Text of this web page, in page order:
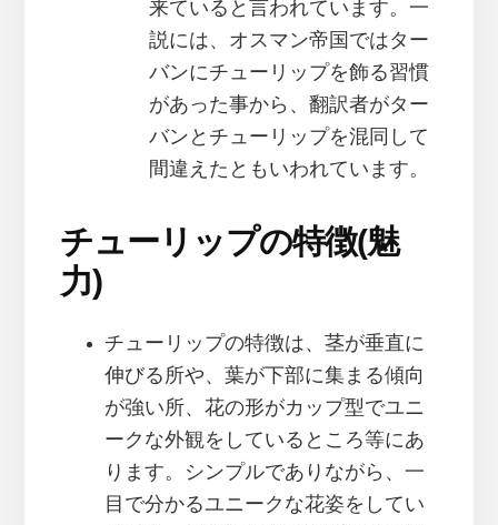
来ていると言われています。一
説には、オスマン帝国ではター
バンにチューリップを飾る習慣
があった事から、翻訳者がター
バンとチューリップを混同して
間違えたともいわれています。
チューリップの特徴(魅
力)
チューリップの特徴は、茎が垂直に
伸びる所や、葉が下部に集まる傾向
が強い所、花の形がカップ型でユニ
ークな外観をしているところ等にあ
ります。シンプルでありながら、一
目で分かるユニークな花姿をしてい